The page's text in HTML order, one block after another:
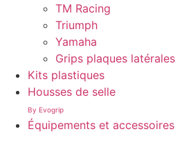
TM Racing
Triumph
Yamaha
Grips plaques latérales
Kits plastiques
Housses de selle
By Evogrip
Équipements et accessoires